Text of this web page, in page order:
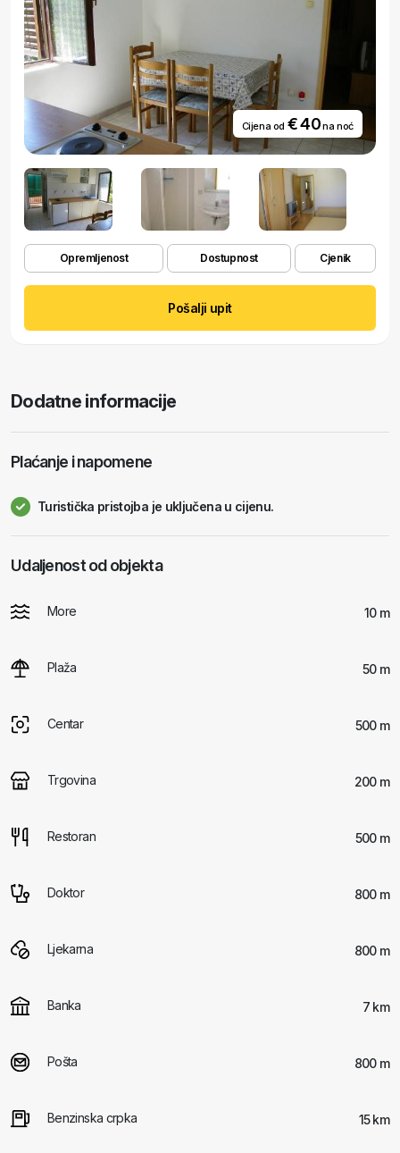
Cijena od € 40na noć
Opremljenost Dostupnost Cjenik
Pošalji upit
Dodatne informacije
Plaćanje i napomene
Turistička pristojba je uključena u cijenu.
Udaljenost od objekta
More 10 m
Plaža 50 m
Centar 500 m
Trgovina 200 m
Restoran 500 m
Doktor 800 m
Ljekarna 800 m
Banka 7 km
Pošta 800 m
Benzinska crpka 15 km